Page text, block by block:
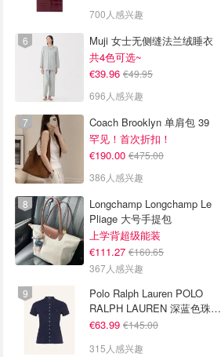
700人感兴趣
Muji 女士无侧缝法兰绒睡衣
共4色可选~
€39.96 €49.95
696人感兴趣
Coach Brooklyn 单肩包 39
罕见！首次折扣！
€190.00 €475.00
386人感兴趣
Longchamp Longchamp Le
Pliage 大号手提包
上学背超级能装
€111.27 €160.65
367人感兴趣
Polo Ralph Lauren POLO
RALPH LAUREN 深蓝色珠地
布 Polo衫
€63.99 €145.00
315人感兴趣